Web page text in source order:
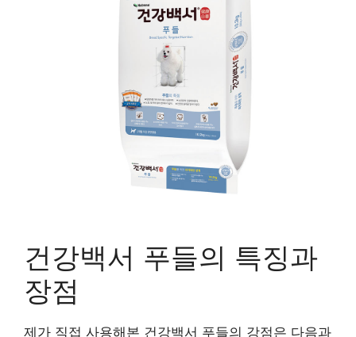
건강백서 푸들의 특징과
장점
제가 직접 사용해본 건강백서 푸들의 강점은 다음과